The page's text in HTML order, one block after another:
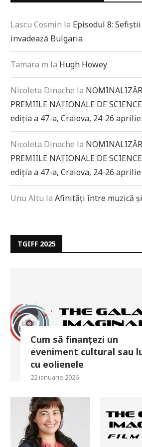
Lascu Cosmin la Episodul 8:
invadează Bulgaria
Tamara m la Hugh Howey
Nicoleta Dinache la
PREMIILE NAȚIONALE DE
ediția a 47-a, Craiova, 24-26 aprilie
Nicoleta Dinache la
PREMIILE NAȚIONALE DE
ediția a 47-a, Craiova, 24-26 aprilie
Unu Altu la Afinități între muzică și
TGIFF 2025
Cum să finanțezi un
eveniment cultural sau
cu eolienele
22 ianuarie 2026